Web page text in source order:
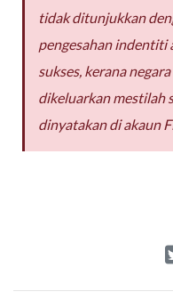
tidak ditunjukkan
pengesahan indentiti
sukses, kerana
dikeluarkan mestilah
dinyatakan di akaun